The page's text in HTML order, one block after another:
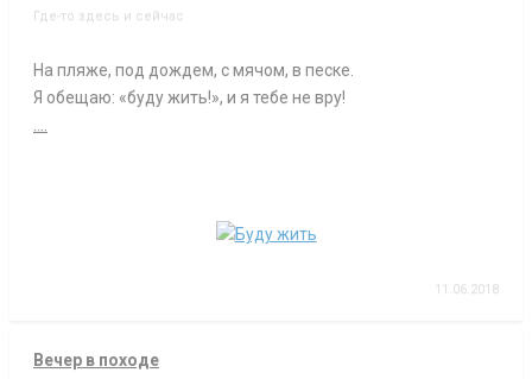
Где-то здесь и сейчас
На пляже, под дождем, с мячом, в песке.
Я обещаю: «буду жить!», и я тебе не вру!
11.06.2018
Вечер в походе